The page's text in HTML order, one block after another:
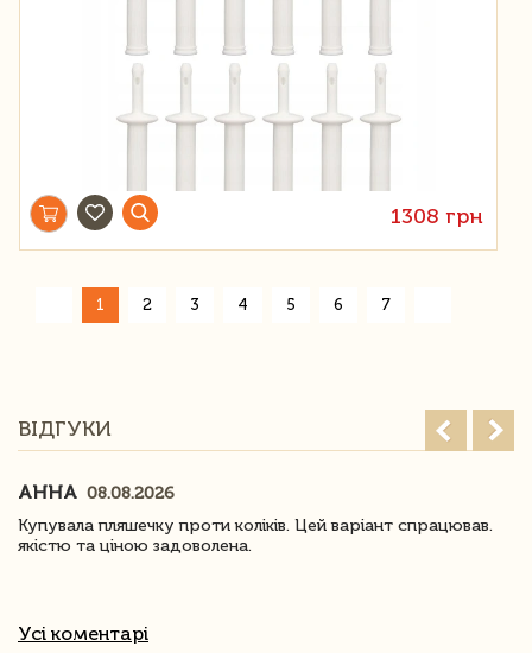
1308 грн
1 2 3 4 5 6 7
ВІДГУКИ
АННА 08.08.2026
Купувала пляшечку проти коліків. Цей варіант спрацював.
якістю та ціною задоволена.
Усі коментарі